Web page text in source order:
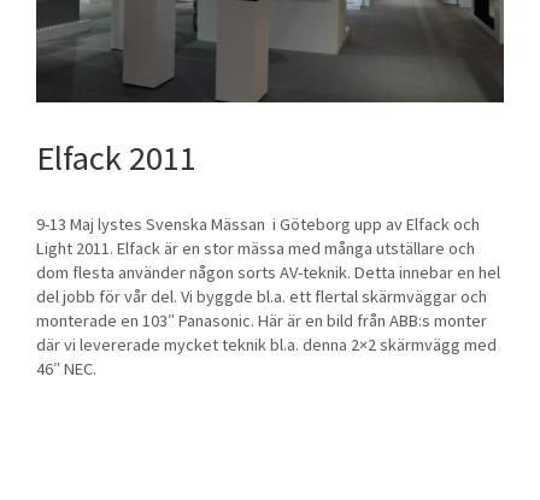
Elfack 2011
9-13 Maj lystes Svenska Mässan i Göteborg upp av Elfack och
Light 2011. Elfack är en stor mässa med många utställare och
dom flesta använder någon sorts AV-teknik. Detta innebar en hel
del jobb för vår del. Vi byggde bl.a. ett flertal skärmväggar och
monterade en 103″ Panasonic. Här är en bild från ABB:s monter
där vi levererade mycket teknik bl.a. denna 2×2 skärmvägg med
46″ NEC.